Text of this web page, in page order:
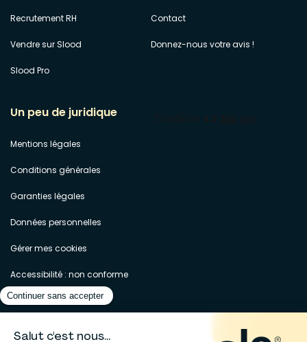
Recrutement RH
Vendre sur Slood
Slood Pro
Contact
Donnez-nous votre avis !
Un peu de juridique
Mentions légales
Conditions générales
Garanties légales
Données personnelles
Gérer mes cookies
Accessibilité : non conforme